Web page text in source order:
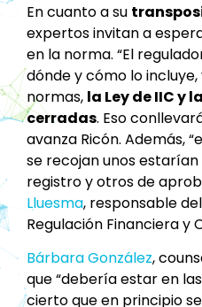
En cuanto a su
expertos invitan a
en la norma. “El
dónde y cómo lo incluye,
normas, la Ley de IIC y
cerradas. Eso
avanza Ricón. Además,
se recojan unos
registro y otros de
Lluesma, responsable
Regulación Financiera y
Bárbara González,
que “debería estar en
cierto que en principio